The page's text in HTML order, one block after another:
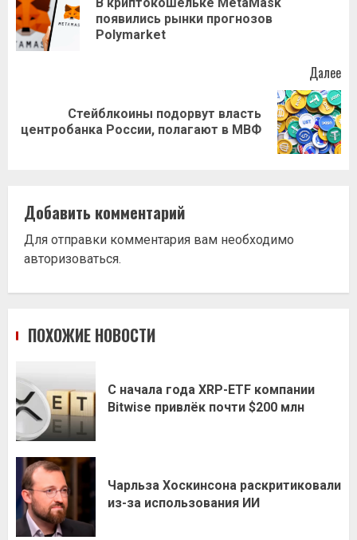
появились рынки прогнозов
Polymarket
Далее
Следующая
запись:
Стейблкоины подорвут власть
центробанка России, полагают в МВФ
Добавить комментарий
Для отправки комментария вам необходимо
авторизоваться.
ПОХОЖИЕ НОВОСТИ
С начала года XRP-ETF компании
Bitwise привлёк почти $200 млн
Чарльза Хоскинсона раскритиковали
из-за использования ИИ